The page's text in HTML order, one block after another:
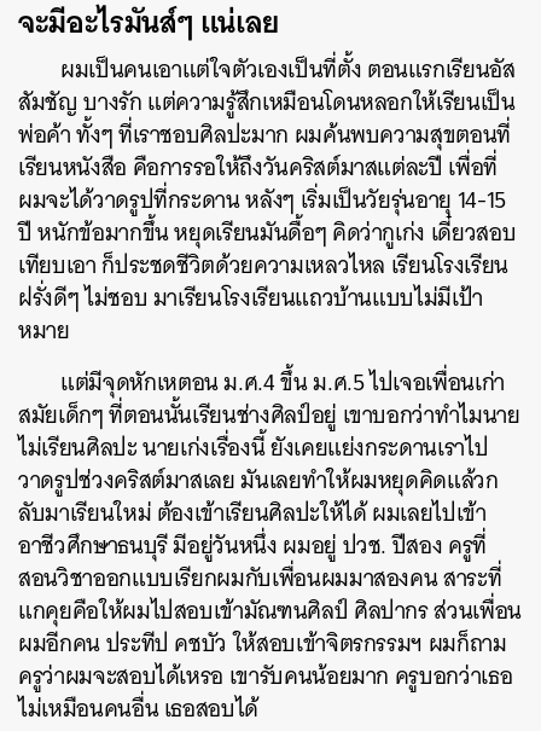
จะมีอะไรมันส์ๆ แน่เลย
ผมเป็นคนเอาแต่ใจตัวเองเป็นที่ตั้ง ตอนแรกเรียนอัส
สัมชัญ บางรัก แต่ความรู้สึกเหมือนโดนหลอกให้เรียนเป็น
พ่อค้า ทั้งๆ ที่เราชอบศิลปะมาก ผมค้นพบความสุขตอนที่
เรียนหนังสือ คือการรอให้ถึงวันคริสต์มาสแต่ละปี เพื่อที่
ผมจะได้วาดรูปที่กระดาน หลังๆ เริ่มเป็นวัยรุ่นอายุ 14-15
ปี หนักข้อมากขึ้น หยุดเรียนมันดื้อๆ คิดว่ากูเก่ง เดี๋ยวสอบ
เทียบเอา ก็ประชดชีวิตด้วยความเหลวไหล เรียนโรงเรียน
ฝรั่งดีๆ ไม่ชอบ มาเรียนโรงเรียนแถวบ้านแบบไม่มีเป้า
หมาย
แต่มีจุดหักเหตอน ม.ศ.4 ขึ้น ม.ศ.5 ไปเจอเพื่อนเก่า
สมัยเด็กๆ ที่ตอนนั้นเรียนช่างศิลป์อยู่ เขาบอกว่าทำไมนาย
ไม่เรียนศิลปะ นายเก่งเรื่องนี้ ยังเคยแย่งกระดานเราไป
วาดรูปช่วงคริสต์มาสเลย มันเลยทำให้ผมหยุดคิดแล้วก
ลับมาเรียนใหม่ ต้องเข้าเรียนศิลปะให้ได้ ผมเลยไปเข้า
อาชีวศึกษาธนบุรี มีอยู่วันหนึ่ง ผมอยู่ ปวช. ปีสอง ครูที่
สอนวิชาออกแบบเรียกผมกับเพื่อนผมมาสองคน สาระที่
แกคุยคือให้ผมไปสอบเข้ามัณฑนศิลป์ ศิลปากร ส่วนเพื่อน
ผมอีกคน ประทีป คชบัว ให้สอบเข้าจิตรกรรมฯ ผมก็ถาม
ครูว่าผมจะสอบได้เหรอ เขารับคนน้อยมาก ครูบอกว่าเธอ
ไม่เหมือนคนอื่น เธอสอบได้